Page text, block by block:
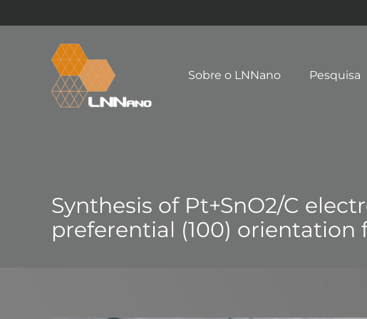
Sobre o LNNano Pesquisa
Synthesis of Pt+SnO2/C
preferential (100)